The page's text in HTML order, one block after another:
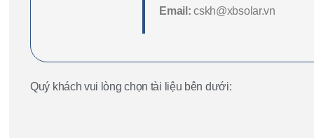
Email: cskh@xbsolar.vn
Quý khách vui lòng chọn tài liệu bên dưới: